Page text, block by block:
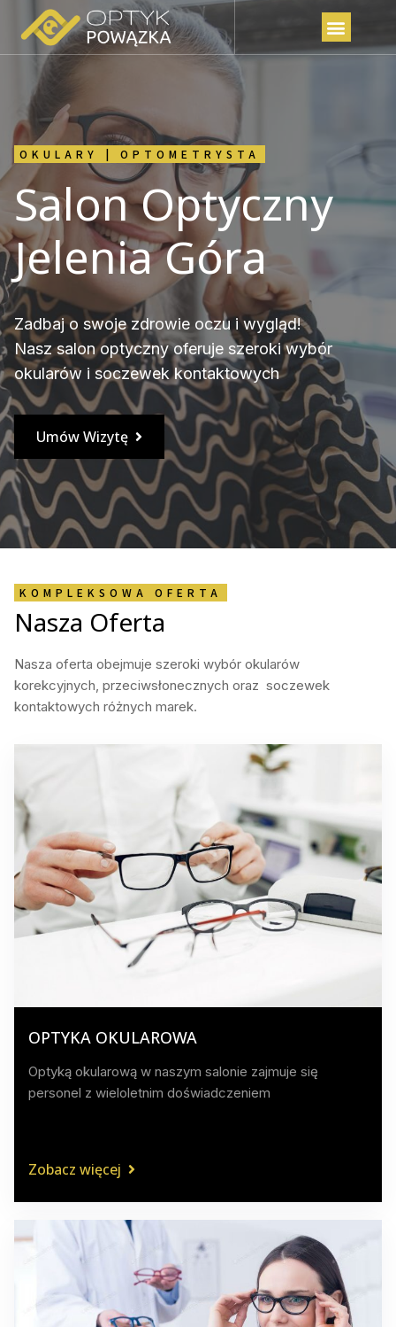
OKULARY | OPTOMETRYSTA
Salon Optyczny
Jelenia Góra
Zadbaj o swoje zdrowie oczu i wygląd!
Nasz salon optyczny oferuje szeroki wybór
okularów i soczewek kontaktowych
Umów Wizytę
KOMPLEKSOWA OFERTA
Nasza Oferta
Nasza oferta obejmuje szeroki wybór okularów
korekcyjnych, przeciwsłonecznych oraz soczewek
kontaktowych różnych marek.
OPTYKA OKULAROWA
Optyką okularową w naszym salonie zajmuje się
personel z wieloletnim doświadczeniem
Zobacz więcej